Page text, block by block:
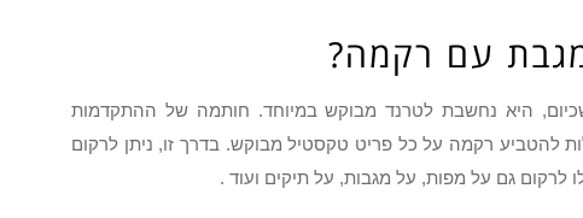
מגבת עם רקמה?
היא נחשבת לטרנד מבוקש במיוחד. חותמה של ההתקדמות
להטביע רקמה על כל פריט טקסטיל מבוקש. בדרך זו, ניתן לרקום
לרקום גם על מפות, על מגבות, על תיקים ועוד .